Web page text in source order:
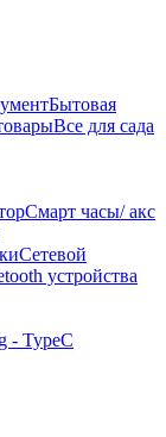
Бытовая
Все для сада
Смарт часы/ акс
Сетевой
устройства
- TypeC